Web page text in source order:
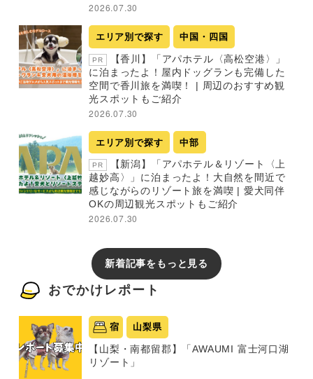
2026.07.30
エリア別で探す 中国・四国
PR
【香川】「アパホテル〈高松空港〉」
に泊まったよ！屋内ドッグランも完備した
空間で香川旅を満喫！ | 周辺のおすすめ観
光スポットもご紹介
2026.07.30
エリア別で探す 中部
PR
【新潟】「アパホテル＆リゾート〈上
越妙高〉」に泊まったよ！大自然を間近で
感じながらのリゾート旅を満喫 | 愛犬同伴
OKの周辺観光スポットもご紹介
2026.07.30
新着記事をもっと見る
おでかけレポート
宿 山梨県
【山梨・南都留郡】「AWAUMI 富士河口湖
リゾート」